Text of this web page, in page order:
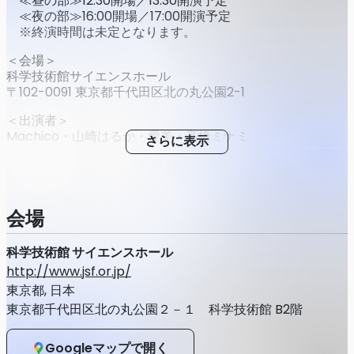
≪夜の部≫16:00開場／17:00開演予定
※終演時間は未定となります。
＜会場＞
科学技術館サイエンスホール
〒102-0091 東京都千代田区北の丸公園2-1
＜出演者＞
Machico・山崎はるか・愛美・髙橋ミナミ
価格：6,000円(税込6,600円)+手数料
販売期間：1月20日(火)21:00～3月31日(火)23:59まで
※当落4月1日(水)15:00予定 ※入金期間4月6日
(月)23:59まで
（２）【特別価格】チャンネル会員限定チケット
価格：4,500円(税込4,950円)+手数料
販売期間：5月19日(火)20:00～6月9日(火)23:59
(月)23:59まで
さらに表示
会場
科学技術館 サイエンスホール
http://www.jsf.or.jp/
東京都, 日本
東京都千代田区北の丸公園２－１ 科学技術館 B2階
Googleマップで開く